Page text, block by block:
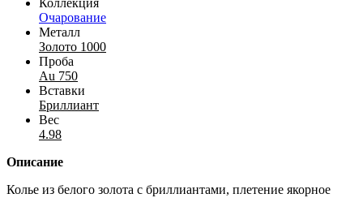
Очарование
Металл
Золото 1000
Проба
Au 750
Вставки
Бриллиант
Вес
4.98
Описание
Колье из белого золота с бриллиантами, плетение якорное